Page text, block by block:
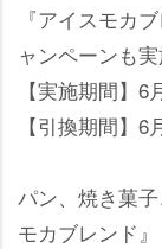
『アイスモカ
ャンペーンも実
【実施期間】6
【引換期間】6
パン、焼き菓
モカブレンド